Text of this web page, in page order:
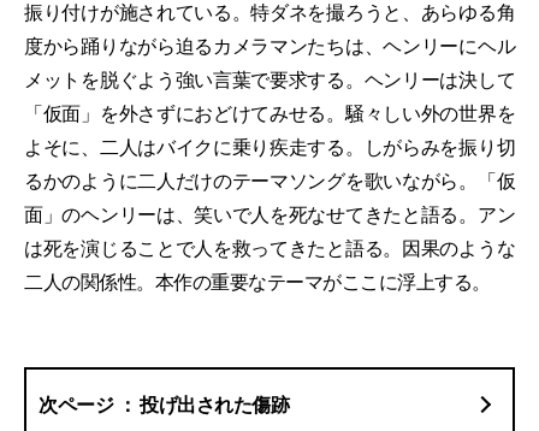
振り付けが施されている。特ダネを撮ろうと、あらゆる角
度から踊りながら迫るカメラマンたちは、ヘンリーにヘル
メットを脱ぐよう強い言葉で要求する。ヘンリーは決して
「仮面」を外さずにおどけてみせる。騒々しい外の世界を
よそに、二人はバイクに乗り疾走する。しがらみを振り切
るかのように二人だけのテーマソングを歌いながら。「仮
面」のヘンリーは、笑いで人を死なせてきたと語る。アン
は死を演じることで人を救ってきたと語る。因果のような
二人の関係性。本作の重要なテーマがここに浮上する。
投げ出された傷跡